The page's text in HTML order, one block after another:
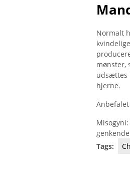
Normalt
mønster,
udsættes
hjerne.
Tags: